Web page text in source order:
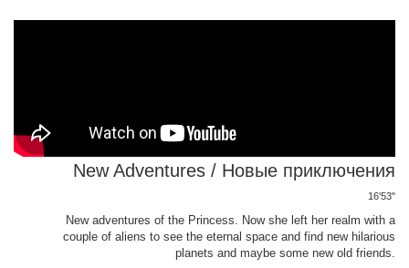
New Adventures / Новые приключения
16'53"
New adventures of the Princess. Now she left her realm with a
couple of aliens to see the eternal space and find new hilarious
planets and maybe some new old friends.